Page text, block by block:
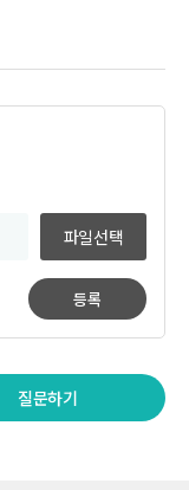
파일선택
등록
질문하기